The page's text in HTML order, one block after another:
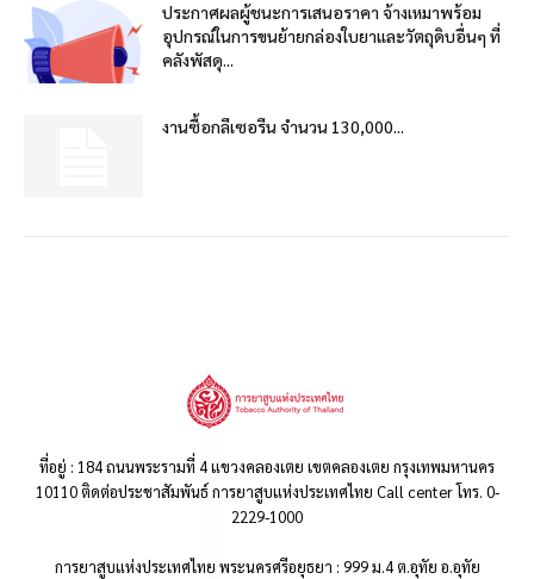
ประกาศผลผู้ชนะการเสนอราคา จ้างเหมาพร้อม
อุปกรณ์ในการขนย้ายกล่องใบยาและวัตถุดิบอื่นๆ ที่
คลังพัสดุ...
งานซื้อกลีเซอรีน จำนวน 130,000...
ที่อยู่ : 184 ถนนพระรามที่ 4 แขวงคลองเตย เขตคลองเตย กรุงเทพมหานคร
10110 ติดต่อประชาสัมพันธ์ การยาสูบแห่งประเทศไทย Call center โทร. 0-
2229-1000
การยาสูบแห่งประเทศไทย พระนครศรีอยุธยา : 999 ม.4 ต.อุทัย อ.อุทัย